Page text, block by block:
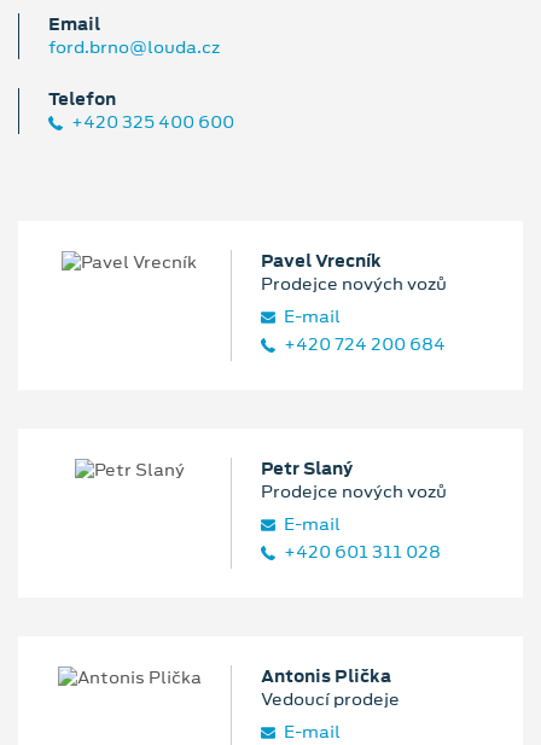
Email
ford.brno@louda.cz
Telefon
+420 325 400 600
Pavel Vrecník
Prodejce nových vozů
E‑mail
+420 724 200 684
Petr Slaný
Prodejce nových vozů
E‑mail
+420 601 311 028
Antonis Plička
Vedoucí prodeje
E‑mail